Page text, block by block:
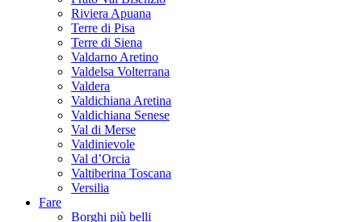
Riviera Apuana
Terre di Pisa
Terre di Siena
Valdarno Aretino
Valdelsa Volterrana
Valdera
Valdichiana Aretina
Valdichiana Senese
Val di Merse
Valdinievole
Val d’Orcia
Valtiberina Toscana
Versilia
Fare
Borghi più belli